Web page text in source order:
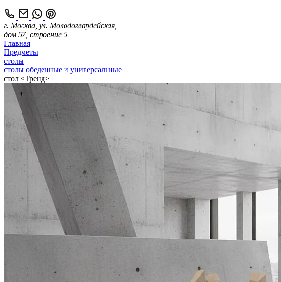
г. Москва, ул. Молодогвардейская,
дом 57, строение 5
Главная
Предметы
столы
столы обеденные и универсальные
стол <Тренд>